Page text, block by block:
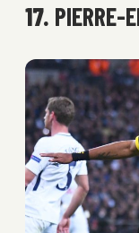
17. PIERRE-